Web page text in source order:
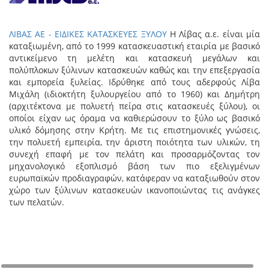
ΛΙΒΑΣ ΑΕ - ΕΙΔΙΚΕΣ ΚΑΤΑΣΚΕΥΕΣ ΞΥΛΟΥΗ Λίβας α.ε. είναι μία
καταξιωμένη, από το 1999 κατασκευαστική εταιρία με βασικό
αντικείμενο τη μελέτη και κατασκευή μεγάλων και
πολύπλοκων ξύλινων κατασκευών καθώς και την επεξεργασία
και εμπορεία ξυλείας. Ιδρύθηκε από τους αδερφούς Λίβα
Μιχάλη (ιδιοκτήτη ξυλουργείου από το 1960) και Δημήτρη
(αρχιτέκτονα με πολυετή πείρα στις κατασκευές ξύλου), οι
οποίοι είχαν ως όραμα να καθιερώσουν το ξύλο ως βασικό
υλικό δόμησης στην Κρήτη. Με τις επιστημονικές γνώσεις,
την πολυετή εμπειρία, την άριστη ποιότητα των υλικών, τη
συνεχή επαφή με τον πελάτη και προσαρμόζοντας τον
μηχανολογικό εξοπλισμό βάση των πιο εξελιγμένων
ευρωπαϊκών προδιαγραφών, κατάφεραν να καταξιωθούν στον
χώρο των ξύλινων κατασκευών ικανοποιώντας τις ανάγκες
των πελατών.